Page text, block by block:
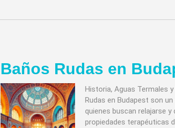
Baños Rudas en
Historia, Aguas Termales
Rudas en Budapest son
quienes buscan relajarse
propiedades terapéuticas